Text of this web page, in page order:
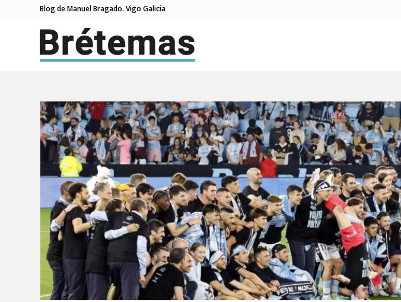
Blog de Manuel Bragado. Vigo Galicia